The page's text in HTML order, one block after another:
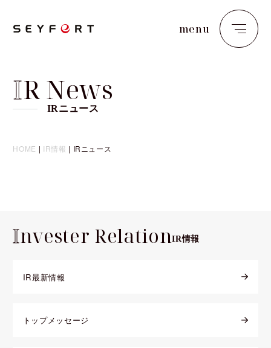
menu
IR News
IRニュース
HOME | IR情報 | IRニュース
Invester RelationIR情報
IR最新情報
トップメッセージ